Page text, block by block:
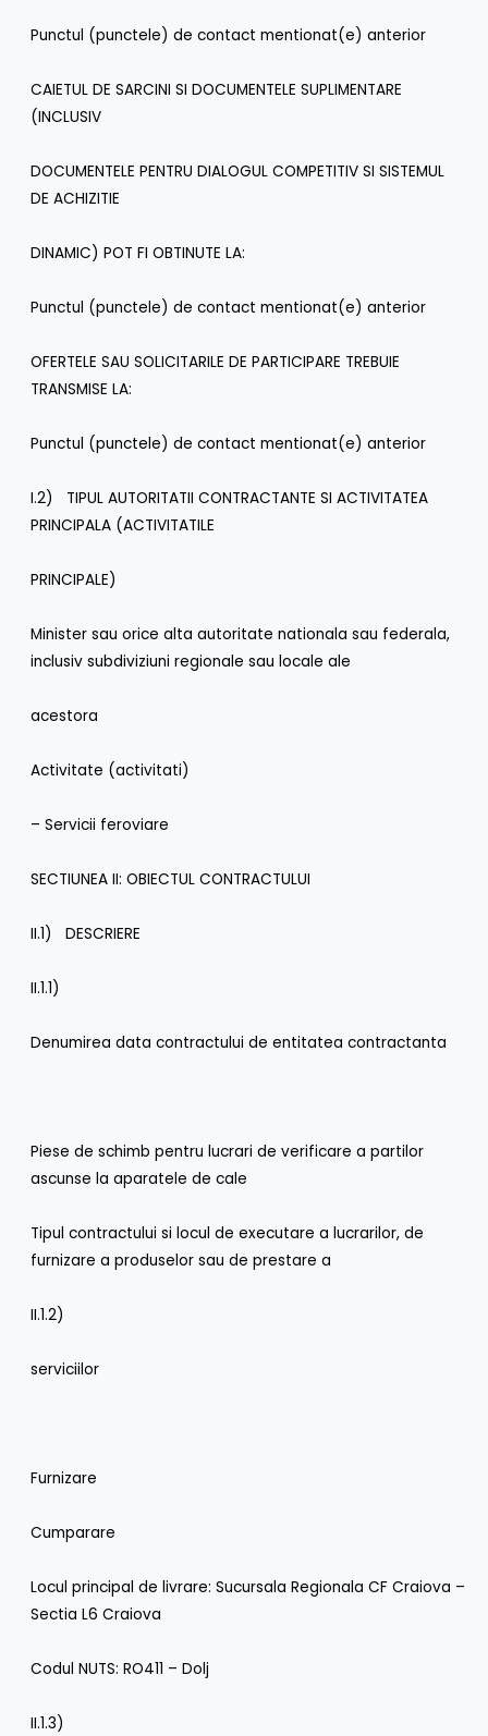
Punctul (punctele) de contact mentionat(e) anterior
CAIETUL DE SARCINI SI DOCUMENTELE SUPLIMENTARE
(INCLUSIV
DOCUMENTELE PENTRU DIALOGUL COMPETITIV SI SISTEMUL
DE ACHIZITIE
DINAMIC) POT FI OBTINUTE LA:
Punctul (punctele) de contact mentionat(e) anterior
OFERTELE SAU SOLICITARILE DE PARTICIPARE TREBUIE
TRANSMISE LA:
Punctul (punctele) de contact mentionat(e) anterior
I.2) TIPUL AUTORITATII CONTRACTANTE SI ACTIVITATEA
PRINCIPALA (ACTIVITATILE
PRINCIPALE)
Minister sau orice alta autoritate nationala sau federala,
inclusiv subdiviziuni regionale sau locale ale
acestora
Activitate (activitati)
– Servicii feroviare
SECTIUNEA II: OBIECTUL CONTRACTULUI
II.1) DESCRIERE
II.1.1)
Denumirea data contractului de entitatea contractanta
Piese de schimb pentru lucrari de verificare a partilor
ascunse la aparatele de cale
Tipul contractului si locul de executare a lucrarilor, de
furnizare a produselor sau de prestare a
II.1.2)
serviciilor
Furnizare
Cumparare
Locul principal de livrare: Sucursala Regionala CF Craiova –
Sectia L6 Craiova
Codul NUTS: RO411 – Dolj
II.1.3)